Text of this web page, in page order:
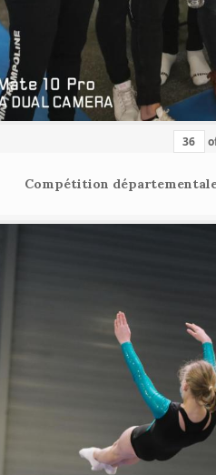
Compétition